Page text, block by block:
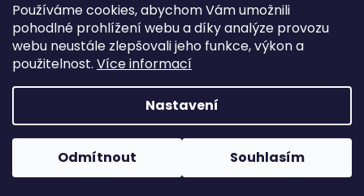
Používáme cookies, abychom Vám umožnili
pohodlné prohlížení webu a díky analýze provozu
webu neustále zlepšovali jeho funkce, výkon a
použitelnost. Více informací
Nastavení
Odmítnout Souhlasím
Kurz zapletání vlasů
Blog
O nás
Kontakt
Copyright 2026Vysněné copánky. Všechna práva